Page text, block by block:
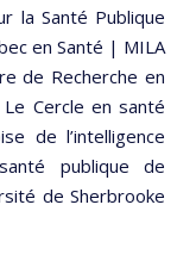
la Santé Publique
en Santé | MILA
de Recherche en
Cercle en santé
de l’intelligence
publique de
de Sherbrooke